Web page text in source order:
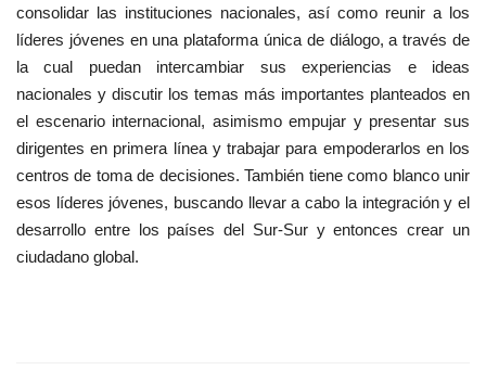
consolidar las instituciones nacionales, así como reunir a los
líderes jóvenes en una plataforma única de diálogo, a través de
la cual puedan intercambiar sus experiencias e ideas
nacionales y discutir los temas más importantes planteados en
el escenario internacional, asimismo empujar y presentar sus
dirigentes en primera línea y trabajar para empoderarlos en los
centros de toma de decisiones. También tiene como blanco unir
esos líderes jóvenes, buscando llevar a cabo la integración y el
desarrollo entre los países del Sur-Sur y entonces crear un
ciudadano global.